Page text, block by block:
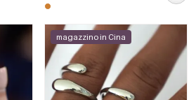
magazzino in Cina